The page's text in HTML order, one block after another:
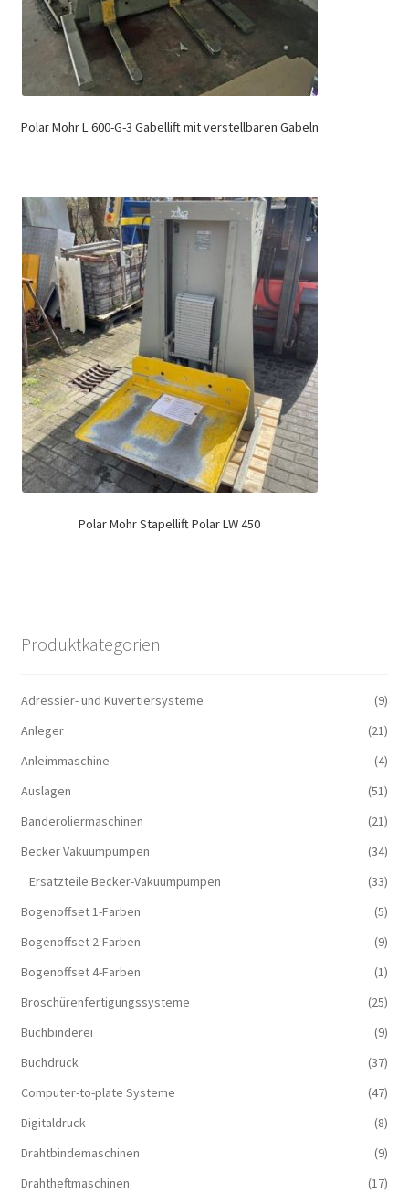
Polar Mohr L 600-G-3 Gabellift mit verstellbaren Gabeln
Polar Mohr Stapellift Polar LW 450
Produktkategorien
Adressier- und Kuvertiersysteme
(9)
Anleger
(21)
Anleimmaschine
(4)
Auslagen
(51)
Banderoliermaschinen
(21)
Becker Vakuumpumpen
(34)
Ersatzteile Becker-Vakuumpumpen
(33)
Bogenoffset 1-Farben
(5)
Bogenoffset 2-Farben
(9)
Bogenoffset 4-Farben
(1)
Broschürenfertigungssysteme
(25)
Buchbinderei
(9)
Buchdruck
(37)
Computer-to-plate Systeme
(47)
Digitaldruck
(8)
Drahtbindemaschinen
(9)
Drahtheftmaschinen
(17)